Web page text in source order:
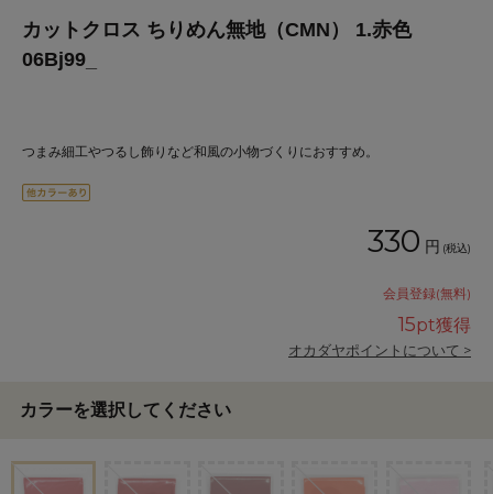
カットクロス ちりめん無地（CMN） 1.赤色
06Bj99_
つまみ細工やつるし飾りなど和風の小物づくりにおすすめ。
330 円 (税込)
会員登録(無料)
15pt獲得
オカダヤポイントについて >
カラーを選択してください